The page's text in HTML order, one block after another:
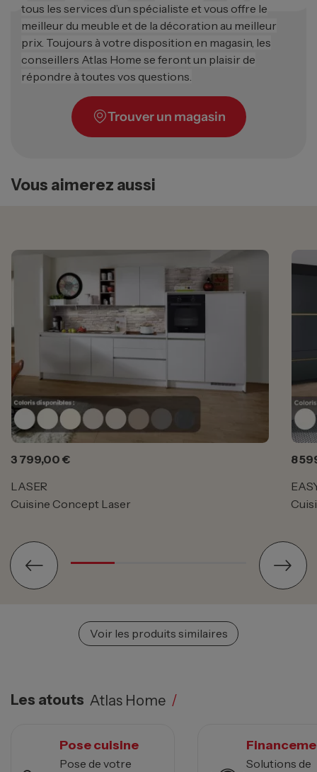
tous les services d’un spécialiste et vous offre le
meilleur du meuble et de la décoration au meilleur
prix. Toujours à votre disposition en magasin, les
conseillers Atlas Home se feront un plaisir de
répondre à toutes vos questions.
Trouver un magasin
Vous aimerez aussi
Prix
3 799,00 €
LASER
Cuisine Concept Laser
Prix
8
Voir les produits similaires
Les atouts Atlas Home /
Pose cuisine
Pose de votre
Solutions de